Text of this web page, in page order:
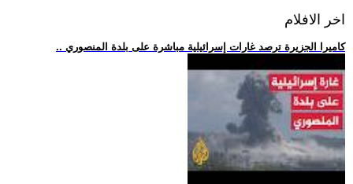
اخر الافلام
.. كاميرا الجزيرة ترصد غارات إسرائيلية مباشرة على بلدة المنصوري